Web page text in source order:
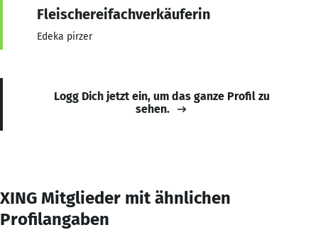
Fleischereifachverkäuferin
Edeka pirzer
Logg Dich jetzt ein, um das ganze Profil zu
sehen.
XING Mitglieder mit ähnlichen
Profilangaben